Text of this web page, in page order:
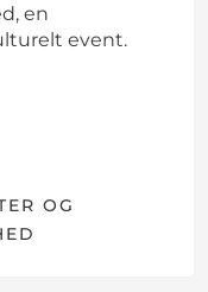
en
event.
OG